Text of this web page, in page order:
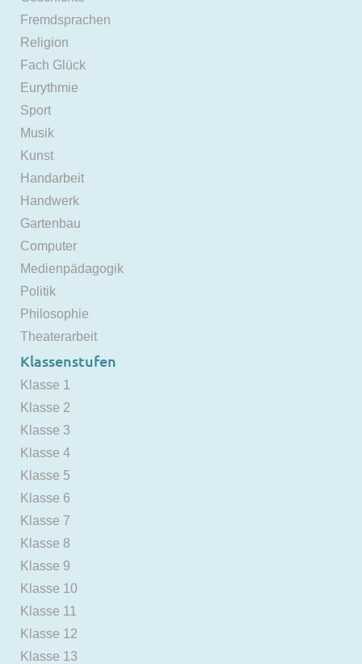
Fremdsprachen
Religion
Fach Glück
Eurythmie
Sport
Musik
Kunst
Handarbeit
Handwerk
Gartenbau
Computer
Medienpädagogik
Politik
Philosophie
Theaterarbeit
Klassenstufen
Klasse 1
Klasse 2
Klasse 3
Klasse 4
Klasse 5
Klasse 6
Klasse 7
Klasse 8
Klasse 9
Klasse 10
Klasse 11
Klasse 12
Klasse 13